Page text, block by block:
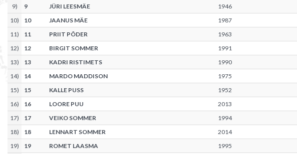
9) 9 JÜRI LEESMÄE 1946
10) 10 JAANUS MÄE 1987
11) 11 PRIIT PÕDER 1963
12) 12 BIRGIT SOMMER 1991
13) 13 KADRI RISTIMETS 1990
14) 14 MARDO MADDISON 1975
15) 15 KALLE PUSS 1952
16) 16 LOORE PUU 2013
17) 17 VEIKO SOMMER 1994
18) 18 LENNART SOMMER 2014
19) 19 ROMET LAASMA 1995